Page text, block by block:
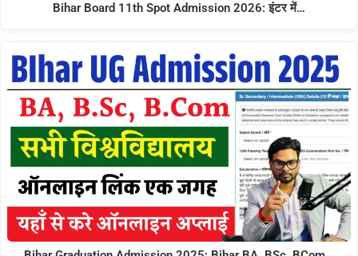
Bihar Board 11th Spot Admission 2026: इंटर में…